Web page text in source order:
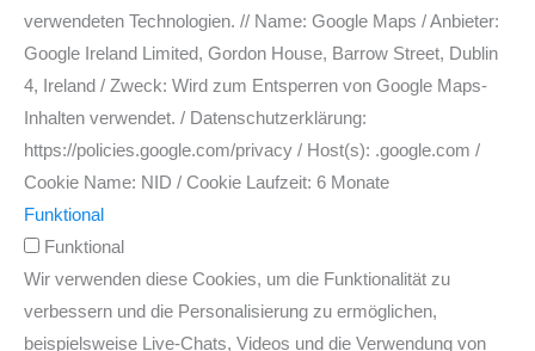
verwendeten Technologien. // Name: Google Maps / Anbieter:
Google Ireland Limited, Gordon House, Barrow Street, Dublin
4, Ireland / Zweck: Wird zum Entsperren von Google Maps-
Inhalten verwendet. / Datenschutzerklärung:
https://policies.google.com/privacy / Host(s): .google.com /
Cookie Name: NID / Cookie Laufzeit: 6 Monate
Funktional
Funktional
Wir verwenden diese Cookies, um die Funktionalität zu
verbessern und die Personalisierung zu ermöglichen,
beispielsweise Live-Chats, Videos und die Verwendung von